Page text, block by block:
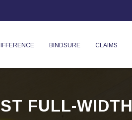
BINDSURE CLAIMS
FULL-WIDTH